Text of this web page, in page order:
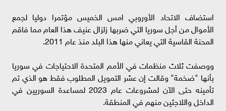
استضاف الاتحاد الأوروبي امس الخميس مؤتمرا دوليا لجمع
الأموال من أجل سوريا التي ضربها زلزال عنيف هذا العام مما فاقم
المحنة القاسية التي يعاني منها هذا البلد منذ عام 2011.
ووصفت ثلاث منظمات في الأمم المتحدة الاحتياجات في سوريا
بأنها "ضخمة" وقالت إن عشر التمويل المطلوب فقط هو الذي تم
تأمينه حتى الآن لمشروعات عام 2023 لمساعدة السوريين في
الداخل واللاجئين منهم في المنطقة.